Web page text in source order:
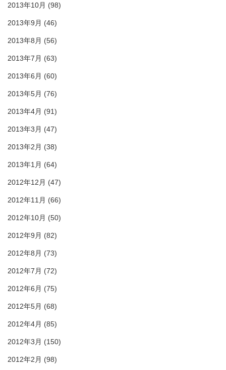
2013年10月 (98)
2013年9月 (46)
2013年8月 (56)
2013年7月 (63)
2013年6月 (60)
2013年5月 (76)
2013年4月 (91)
2013年3月 (47)
2013年2月 (38)
2013年1月 (64)
2012年12月 (47)
2012年11月 (66)
2012年10月 (50)
2012年9月 (82)
2012年8月 (73)
2012年7月 (72)
2012年6月 (75)
2012年5月 (68)
2012年4月 (85)
2012年3月 (150)
2012年2月 (98)